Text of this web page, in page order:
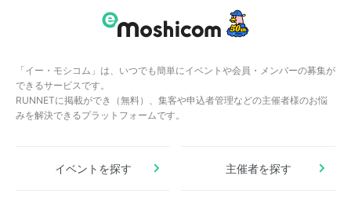
「イー・モシコム」は、いつでも簡単にイベントや会員・メンバーの募集が
できるサービスです。
RUNNETに掲載ができ（無料）、集客や申込者管理などの主催者様のお悩
みを解決できるプラットフォームです。
イベントを探す 主催者を探す